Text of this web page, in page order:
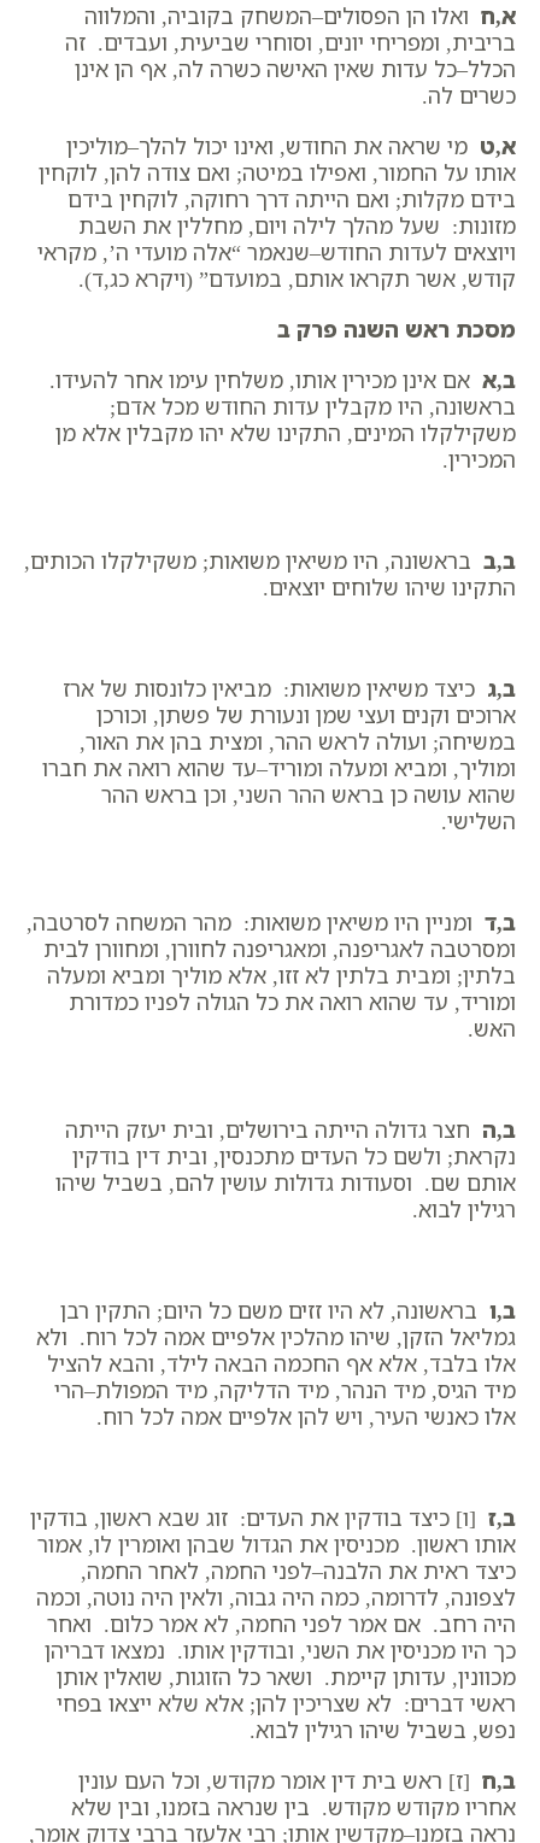
א,ח ואלו הן הפסולים–המשחק בקוביה, והמלווה
בריבית, ומפריחי יונים, וסוחרי שביעית, ועבדים. זה
הכלל–כל עדות שאין האישה כשרה לה, אף הן אינן
כשרים לה.
א,ט מי שראה את החודש, ואינו יכול להלך–מוליכין
אותו על החמור, ואפילו במיטה; ואם צודה להן, לוקחין
בידם מקלות; ואם הייתה דרך רחוקה, לוקחין בידם
מזונות: שעל מהלך לילה ויום, מחללין את השבת
ויוצאים לעדות החודש–שנאמר “אלה מועדי ה’, מקראי
קודש, אשר תקראו אותם, במועדם” (ויקרא כג,ד).
מסכת ראש השנה פרק ב
ב,א אם אינן מכירין אותו, משלחין עימו אחר להעידו.
בראשונה, היו מקבלין עדות החודש מכל אדם;
משקילקלו המינים, התקינו שלא יהו מקבלין אלא מן
המכירין.
ב,ב בראשונה, היו משיאין משואות; משקילקלו הכותים,
התקינו שיהו שלוחים יוצאים.
ב,ג כיצד משיאין משואות: מביאין כלונסות של ארז
ארוכים וקנים ועצי שמן ונעורת של פשתן, וכורכן
במשיחה; ועולה לראש ההר, ומצית בהן את האור,
ומוליך, ומביא ומעלה ומוריד–עד שהוא רואה את חברו
שהוא עושה כן בראש ההר השני, וכן בראש ההר
השלישי.
ב,ד ומניין היו משיאין משואות: מהר המשחה לסרטבה,
ומסרטבה לאגריפנה, ומאגריפנה לחוורן, ומחוורן לבית
בלתין; ומבית בלתין לא זזו, אלא מוליך ומביא ומעלה
ומוריד, עד שהוא רואה את כל הגולה לפניו כמדורת
האש.
ב,ה חצר גדולה הייתה בירושלים, ובית יעזק הייתה
נקראת; ולשם כל העדים מתכנסין, ובית דין בודקין
אותם שם. וסעודות גדולות עושין להם, בשביל שיהו
רגילין לבוא.
ב,ו בראשונה, לא היו זזים משם כל היום; התקין רבן
גמליאל הזקן, שיהו מהלכין אלפיים אמה לכל רוח. ולא
אלו בלבד, אלא אף החכמה הבאה לילד, והבא להציל
מיד הגיס, מיד הנהר, מיד הדליקה, מיד המפולת–הרי
אלו כאנשי העיר, ויש להן אלפיים אמה לכל רוח.
ב,ז [ו] כיצד בודקין את העדים: זוג שבא ראשון, בודקין
אותו ראשון. מכניסין את הגדול שבהן ואומרין לו, אמור
כיצד ראית את הלבנה–לפני החמה, לאחר החמה,
לצפונה, לדרומה, כמה היה גבוה, ולאין היה נוטה, וכמה
היה רחב. אם אמר לפני החמה, לא אמר כלום. ואחר
כך היו מכניסין את השני, ובודקין אותו. נמצאו דבריהן
מכוונין, עדותן קיימת. ושאר כל הזוגות, שואלין אותן
ראשי דברים: לא שצריכין להן; אלא שלא ייצאו בפחי
נפש, בשביל שיהו רגילין לבוא.
ב,ח [ז] ראש בית דין אומר מקודש, וכל העם עונין
אחריו מקודש מקודש. בין שנראה בזמנו, ובין שלא
נראה בזמנו–מקדשין אותו; רבי אלעזר ברבי צדוק אומר,